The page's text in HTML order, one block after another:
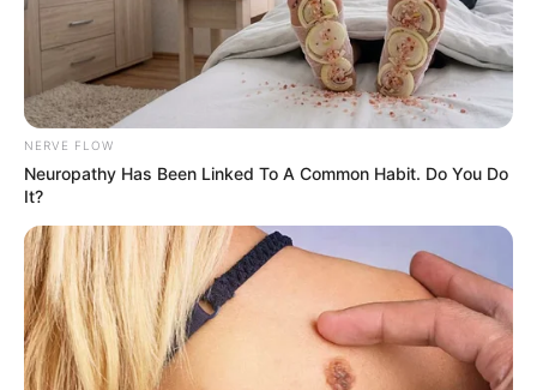
Ambyar! 10 Kalimat Baper
Pakai Bahasa Jawa Ini Bikin
Galau Abis
Fail! 10 Potret Makanan Gagal
Dimasak yang Bikin Kamu
Nggak Selera
NERVE FLOW
Neuropathy Has Been Linked To A Common Habit. Do You Do
It?